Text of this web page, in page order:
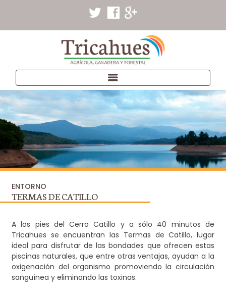
ENTORNO
TERMAS DE CATILLO
A los pies del Cerro Catillo y a sólo 40 minutos de
Tricahues se encuentran las Termas de Catillo, lugar
ideal para disfrutar de las bondades que ofrecen estas
piscinas naturales, que entre otras ventajas, ayudan a la
oxigenación del organismo promoviendo la circulación
sanguínea y eliminando las toxinas.